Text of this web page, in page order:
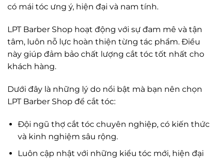
có mái tóc ưng ý, hiện đại và nam tính.
LPT Barber Shop hoạt động với sự đam mê và tận
tâm, luôn nỗ lực hoàn thiện từng tác phẩm. Điều
này giúp đảm bảo chất lượng cắt tóc tốt nhất cho
khách hàng.
Dưới đây là những lý do nổi bật mà bạn nên chọn
LPT Barber Shop để cắt tóc:
Đội ngũ thợ cắt tóc chuyên nghiệp, có kiến thức
và kinh nghiệm sâu rộng.
Luôn cập nhật với những kiểu tóc mới, hiện đại